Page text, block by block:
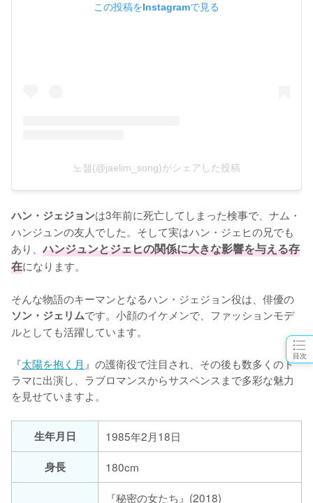
目次
この投稿をInstagramで見る
노잶(@jaelim_song)がシェアした投稿
ハン・ジェジョンは3年前に死亡してしまった検事で、ナム・
ハンジュンの友人でした。そして実はハン・ジェヒの兄でも
あり、ハンジュンとジェヒの関係に大きな影響を与える存
在になります。
そんな物語のキーマンとなるハン・ジェジョン役は、俳優の
ソン・ジェリムです。小顔のイケメンで、ファッションモデ
ルとしても活躍しています。
『太陽を抱く月 』の護衛役で注目され、その後も数多くのド
ラマに出演し、ラブロマンスからサスペンスまで多彩な魅力
を見せていますよ。
生年月日
1985年2月18日
身長
180cm
『秘密の女たち』(2018)